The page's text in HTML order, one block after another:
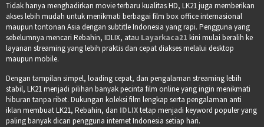
Tidak hanya menghadirkan movie terbaru kualitas HD, LK21 juga memberikan
akses lebih mudah untuk menikmati berbagai film box office internasional
maupun tontonan Asia dengan subtitle Indonesia yang rapi. Pengguna yang
sebelumnya mencari Rebahin, IDLIX, atau Layarkaca21 kini mulai beralih ke
layanan streaming yang lebih praktis dan cepat diakses melalui desktop
maupun mobile.
Dengan tampilan simpel, loading cepat, dan pengalaman streaming lebih
stabil, LK21 menjadi pilihan banyak pecinta film online yang ingin menikmati
hiburan tanpa ribet. Dukungan koleksi film lengkap serta pengalaman anti
iklan membuat LK21, Rebahin, dan IDLIXtetap menjadi keyword populer yang
paling banyak dicari pengguna internet Indonesia setiap hari.